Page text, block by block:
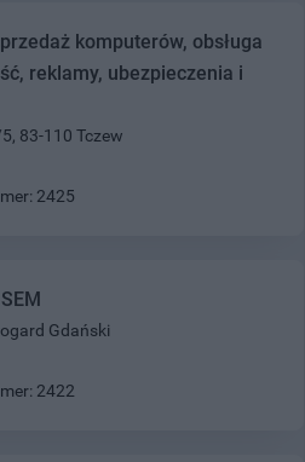
komputerów, obsługa
reklamy, ubezpieczenia i
83-110 Tczew
2425
Gdański
2422